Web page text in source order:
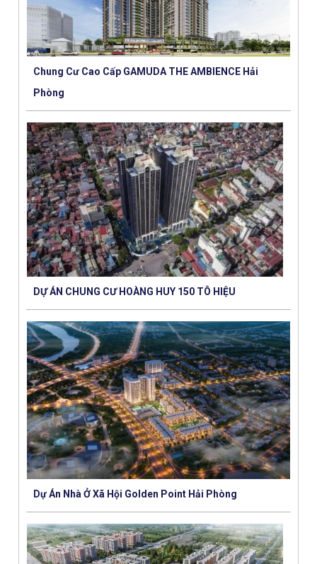
Chung Cư Cao Cấp GAMUDA THE AMBIENCE Hải
Phòng
DỰ ÁN CHUNG CƯ HOÀNG HUY 150 TÔ HIỆU
Dự Án Nhà Ở Xã Hội Golden Point Hải Phòng